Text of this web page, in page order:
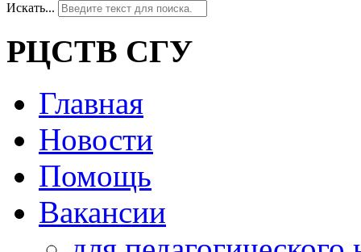
Искать...
РЦСТВ СГУ
Главная
Новости
Помощь
Вакансии